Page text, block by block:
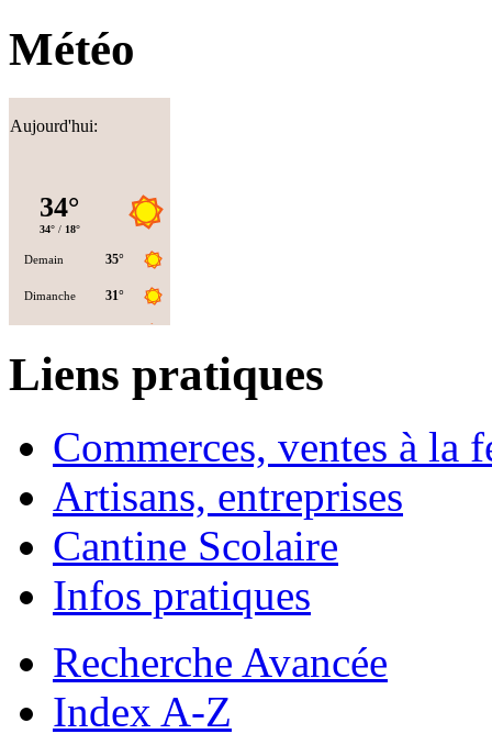
Météo
Aujourd'hui:
Liens pratiques
Commerces, ventes à la
Artisans, entreprises
Cantine Scolaire
Infos pratiques
Recherche Avancée
Index A-Z